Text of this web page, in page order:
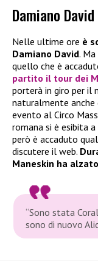
Damiano
Nelle ultime ore è
Damiano David.
quello che è
partito il tour dei
porterà in giro per il
naturalmente
evento al Circo
romana si è esibita
però è accaduto
discutere il web.
Maneskin ha
“Sono stata
sono di nuovo